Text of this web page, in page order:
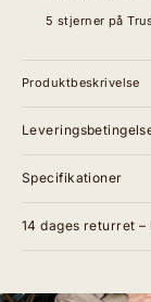
5 stjerner på
Produktbeskrivelse
Specifikationer
14 dages returret